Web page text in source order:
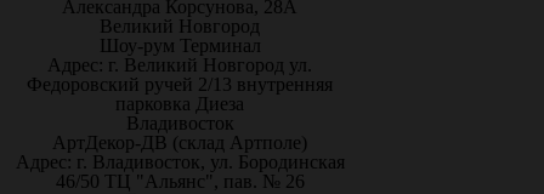
Александра Корсунова, 28А
Великий Новгород
Шоу-рум Терминал
Адрес: г. Великий Новгород ул.
Федоровский ручей 2/13 внутренняя
парковка Диеза
Владивосток
АртДекор-ДВ (склад Артполе)
Адрес: г. Владивосток, ул. Бородинская
46/50 ТЦ "Альянс", пав. № 26